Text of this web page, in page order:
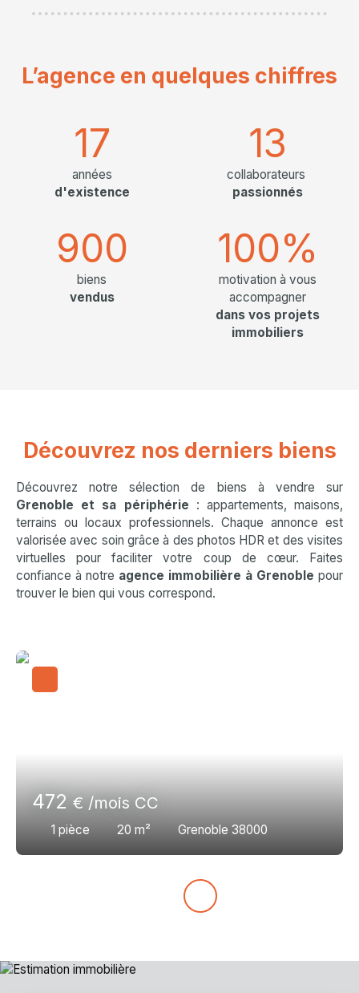
L’agence en quelques chiffres
17
années
d'existence
13
collaborateurs
passionnés
900
biens
vendus
100%
motivation à vous
accompagner
dans vos projets
immobiliers
Découvrez nos derniers biens
Découvrez notre sélection de biens à vendre sur
Grenoble et sa périphérie : appartements, maisons,
terrains ou locaux professionnels. Chaque annonce est
valorisée avec soin grâce à des photos HDR et des visites
virtuelles pour faciliter votre coup de cœur. Faites
confiance à notre agence immobilière à Grenoble pour
trouver le bien qui vous correspond.
472€ /mois CC
1 pièce 20 m² Grenoble 38000